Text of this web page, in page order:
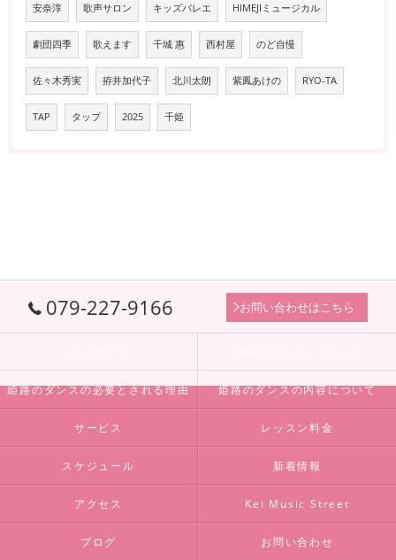
安奈淳 歌声サロン キッズバレエ HIMEJIミュージカル
劇団四季 歌えます 千城 惠 西村屋 のど自慢
佐々木秀実 拵井加代子 北川太朗 紫鳳あけの RYO-TA
TAP タップ 2025 千姫
079-227-9166 お問い合わせはこちら
姫路のダンスの必要とされる理由 姫路のダンスの内容について
サービス レッスン料金
スケジュール 新着情報
アクセス Kei Music Street
ブログ お問い合わせ